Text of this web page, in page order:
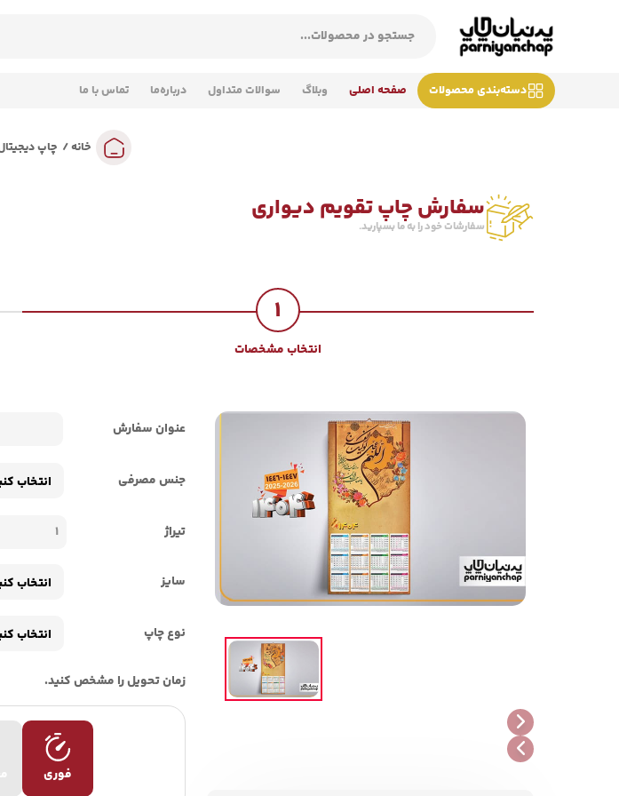
دسته‌بندی محصولات صفحه اصلی وبلاگ سوالات متداول درباره‌ما تماس با ما
خانه چاپ
سفارش چاپ تقویم دیواری
سفارشات خود را به ما بسپارید.
1
انتخاب مشخصات
عنوان سفارش
جنس مصرفی
تیراژ
سایز
نوع چاپ
زمان تحویل را مشخص کنید.
فوری